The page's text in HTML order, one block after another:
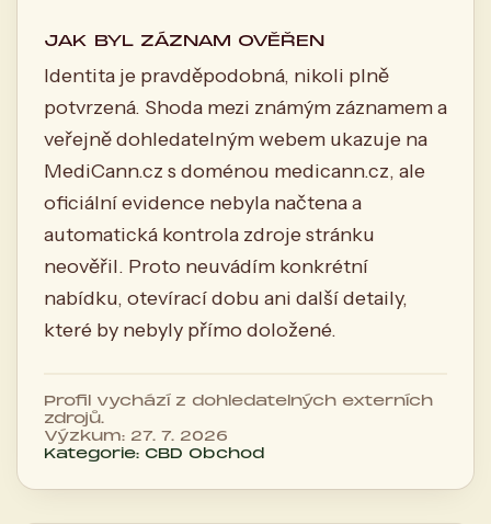
JAK BYL ZÁZNAM OVĚŘEN
Identita je pravděpodobná, nikoli plně
potvrzená. Shoda mezi známým záznamem a
veřejně dohledatelným webem ukazuje na
MediCann.cz s doménou medicann.cz, ale
oficiální evidence nebyla načtena a
automatická kontrola zdroje stránku
neověřil. Proto neuvádím konkrétní
nabídku, otevírací dobu ani další detaily,
které by nebyly přímo doložené.
Profil vychází z dohledatelných externích
zdrojů.
Výzkum: 27. 7. 2026
Kategorie: CBD Obchod